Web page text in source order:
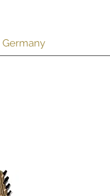
Germany